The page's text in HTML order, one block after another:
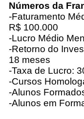
Números da
-Faturamento
R$ 100.000
-Lucro Médio
-Retorno do
18 meses
-Taxa de Lucro:
-Cursos
-Alunos
-Alunos em